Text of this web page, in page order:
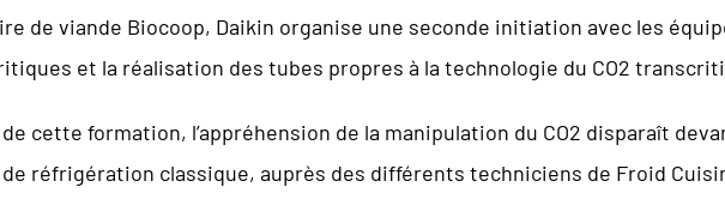
de viande Biocoop, Daikin organise une seconde initiation avec les
et la réalisation des tubes propres à la technologie du CO2
de cette formation, l’appréhension de la manipulation du CO2 disparaît
réfrigération classique, auprès des différents techniciens de Froid